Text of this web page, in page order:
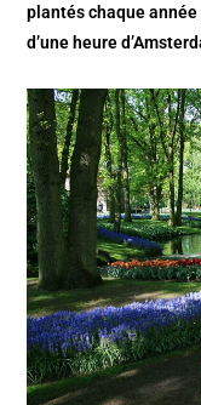
plantés chaque
d’une heure